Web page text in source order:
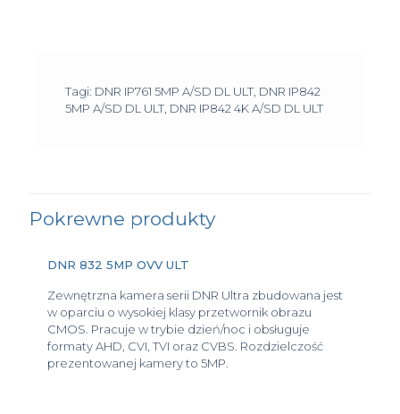
Tagi: DNR IP761 5MP A/SD DL ULT, DNR IP842
5MP A/SD DL ULT, DNR IP842 4K A/SD DL ULT
Pokrewne produkty
DNR 832 5MP OVV ULT
Zewnętrzna kamera serii DNR Ultra zbudowana jest
w oparciu o wysokiej klasy przetwornik obrazu
CMOS. Pracuje w trybie dzień/noc i obsługuje
formaty AHD, CVI, TVI oraz CVBS. Rozdzielczość
prezentowanej kamery to 5MP.